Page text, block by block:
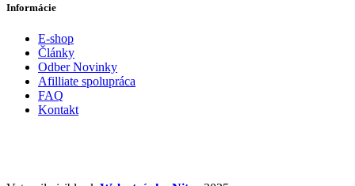
Informácie
E-shop
Články
Odber Novinky
Afilliate spolupráca
FAQ
Kontakt